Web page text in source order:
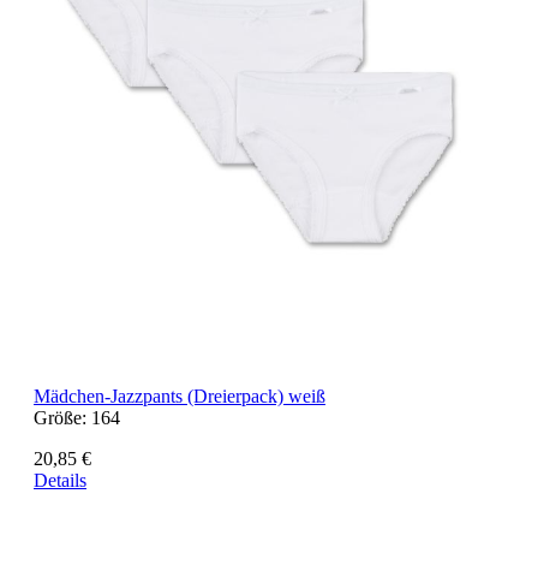
Mädchen-Jazzpants (Dreierpack) weiß
Größe: 164
20,85 €
Details